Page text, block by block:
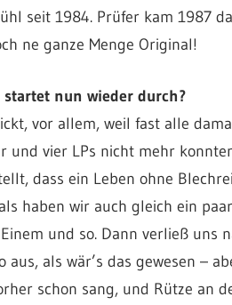
seit 1984. Prüfer kam 1987
ne ganze Menge Original!
nun wieder durch?
vor allem, weil fast alle
und vier LPs nicht mehr
dass ein Leben ohne
haben wir auch gleich ein
und so. Dann verließ uns
als wär’s das gewesen –
schon sang, und Rütze an